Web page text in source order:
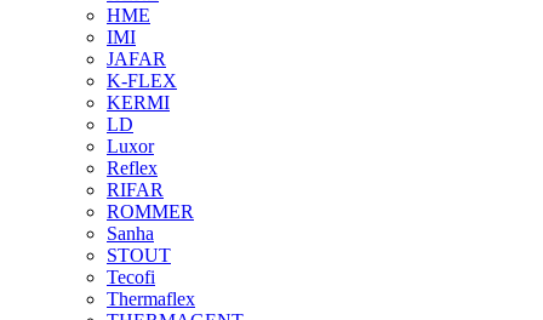
HME
IMI
JAFAR
K-FLEX
KERMI
LD
Luxor
Reflex
RIFAR
ROMMER
Sanha
STOUT
Tecofi
Thermaflex